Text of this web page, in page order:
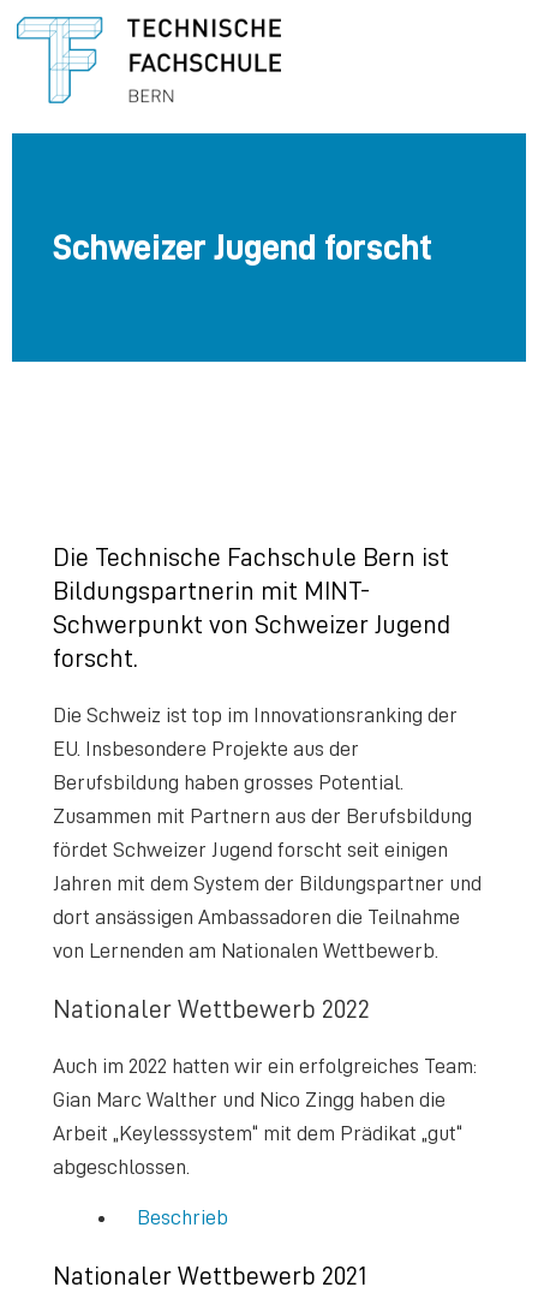
Schweizer Jugend forscht
Die Technische Fachschule Bern ist
Bildungspartnerin mit MINT-
Schwerpunkt von Schweizer Jugend
forscht.
Die Schweiz ist top im Innovationsranking der
EU. Insbesondere Projekte aus der
Berufsbildung haben grosses Potential.
Zusammen mit Partnern aus der Berufsbildung
fördet Schweizer Jugend forscht seit einigen
Jahren mit dem System der Bildungspartner und
dort ansässigen Ambassadoren die Teilnahme
von Lernenden am Nationalen Wettbewerb.
Nationaler Wettbewerb 2022
Auch im 2022 hatten wir ein erfolgreiches Team:
Gian Marc Walther und Nico Zingg haben die
Arbeit „Keylesssystem“ mit dem Prädikat „gut“
abgeschlossen.
Beschrieb
Nationaler Wettbewerb 2021